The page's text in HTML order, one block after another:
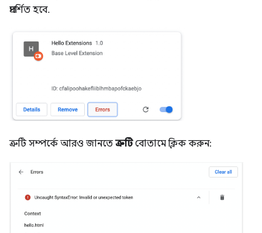
প্রদর্শিত হবে.
ত্রুটি সম্পর্কে আরও জানতে ত্রুটিবোতামে ক্লিক করুন: